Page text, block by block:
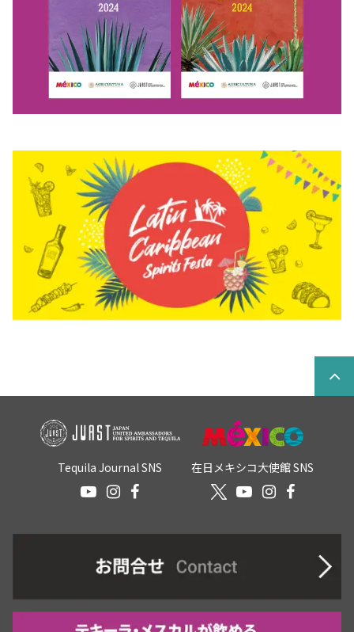
Tequila Journal SNS 在日メキシコ大使館 SNS